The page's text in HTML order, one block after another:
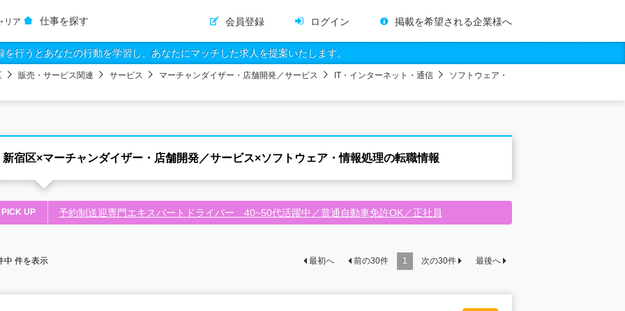
リア 仕事を探す 会員登録 ログイン 掲載を希望される企業様へ
を行うとあなたの行動を学習し、あなたにマッチした求人を提案いたします。
販売・サービス関連 サービス マーチャンダイザー・店舗開発／サービス IT・インターネット・通信 ソフトウェア・
新宿区×マーチャンダイザー・店舗開発／サービス×ソフトウェア・情報処理の転職情報
PICK UP 予約制送迎専門エキスパートドライバー 40~50代活躍中／普通自動車免許OK／正社員
中 件を表示 最初へ 前の30件 1 次の30件 最後へ